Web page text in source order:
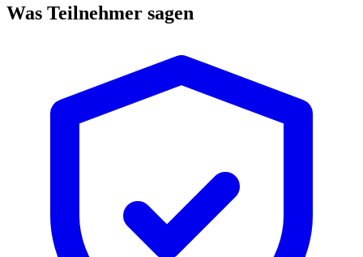
Was Teilnehmer sagen